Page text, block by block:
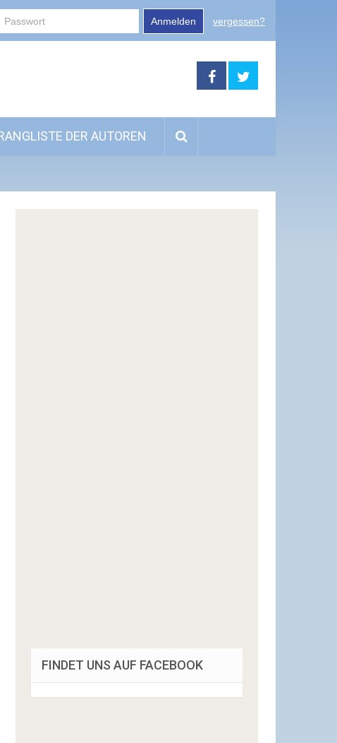
Anmelden vergessen?
DER AUTOREN
FINDET UNS AUF FACEBOOK